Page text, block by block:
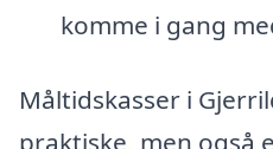
komme i gang
Måltidskasser i
praktiske, men også